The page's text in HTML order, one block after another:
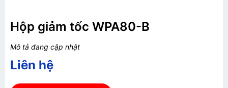
Hộp giảm tốc WPA80-B
Mô tả đang cập nhật
Liên hệ